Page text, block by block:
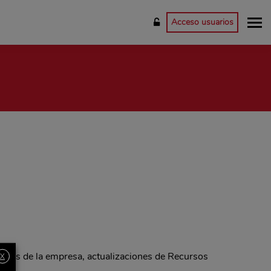
Acceso usuarios
de la empresa, actualizaciones de Recursos
X